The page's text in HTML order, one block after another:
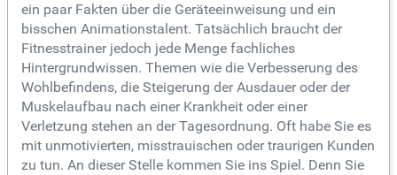
ein paar Fakten über die Geräteeinweisung und ein
bisschen Animationstalent. Tatsächlich braucht der
Fitnesstrainer jedoch jede Menge fachliches
Hintergrundwissen. Themen wie die Verbesserung des
Wohlbefindens, die Steigerung der Ausdauer oder der
Muskelaufbau nach einer Krankheit oder einer
Verletzung stehen an der Tagesordnung. Oft habe Sie es
mit unmotivierten, misstrauischen oder traurigen Kunden
zu tun. An dieser Stelle kommen Sie ins Spiel. Denn Sie